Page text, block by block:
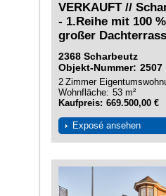
VERKAUFT //
- 1.Reihe mit 100
großer
2368 Scharbeutz
Objekt-Nummer
2507
Zimmer
2
Wohnfläche 53 m²
Kaufpreis 669.500,00 €
Exposé ansehen